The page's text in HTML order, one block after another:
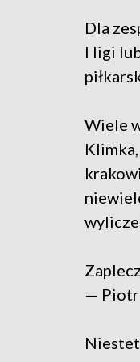
Dla
I ligi
Wiele
— Piotr